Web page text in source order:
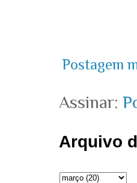
Postagem
Assinar:
Arquivo